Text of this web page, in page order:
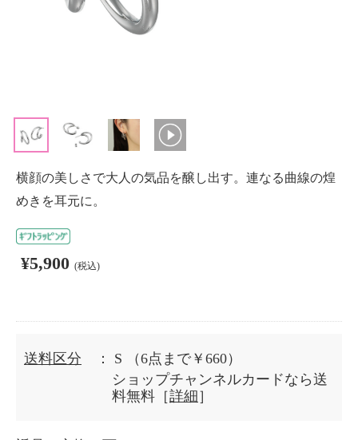
横顔の美しさで大人の気品を醸し出す。連なる曲線の煌
めきを耳元に。
¥5,900 (税込)
送料区分 ： S
（6点まで￥660）
ショップチャンネルカードなら送
料無料［詳細 ］